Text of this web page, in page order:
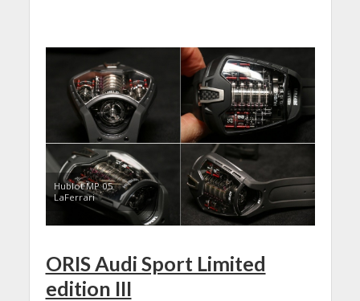
Hublot MP 05
LaFerrari
ORIS Audi Sport Limited
edition III